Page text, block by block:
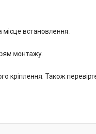
місце встановлення.
монтажу.
кріплення. Також